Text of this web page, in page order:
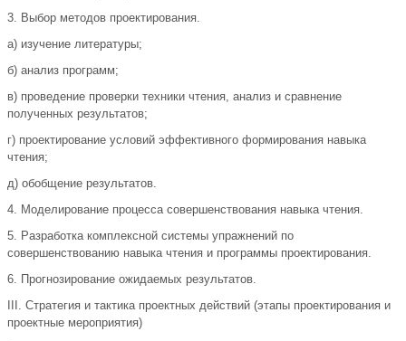
3. Выбор методов проектирования.
а) изучение литературы;
б) анализ программ;
в) проведение проверки техники чтения, анализ и сравнение
полученных результатов;
г) проектирование условий эффективного формирования навыка
чтения;
д) обобщение результатов.
4. Моделирование процесса совершенствования навыка чтения.
5. Разработка комплексной системы упражнений по
совершенствованию навыка чтения и программы проектирования.
6. Прогнозирование ожидаемых результатов.
III. Стратегия и тактика проектных действий (этапы проектирования и
проектные мероприятия)